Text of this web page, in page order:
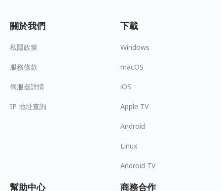
關於我們
私隱政策
服務條款
伺服器詳情
IP 地址查詢
下載
Windows
macOS
iOS
Apple TV
Android
Linux
Android TV
幫助中心 商務合作